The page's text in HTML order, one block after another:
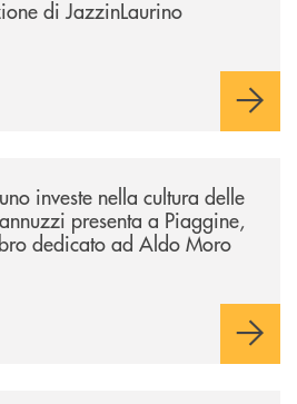
di JazzinLaurino
investe nella cultura delle
presenta a Piaggine,
dedicato ad Aldo Moro